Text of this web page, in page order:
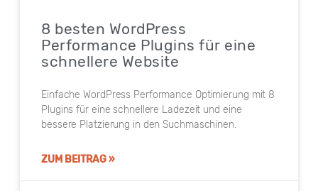
8 besten WordPress
Performance Plugins für eine
schnellere Website
Einfache WordPress Performance Optimierung mit 8
Plugins für eine schnellere Ladezeit und eine
bessere Platzierung in den Suchmaschinen.
ZUM BEITRAG »